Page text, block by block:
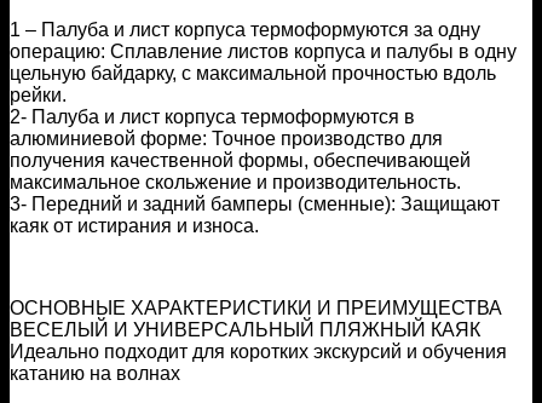
1 – Палуба и лист корпуса термоформуются за одну
операцию: Сплавление листов корпуса и палубы в одну
цельную байдарку, с максимальной прочностью вдоль
рейки.
2- Палуба и лист корпуса термоформуются в
алюминиевой форме: Точное производство для
получения качественной формы, обеспечивающей
максимальное скольжение и производительность.
3- Передний и задний бамперы (сменные): Защищают
каяк от истирания и износа.
ОСНОВНЫЕ ХАРАКТЕРИСТИКИ И ПРЕИМУЩЕСТВА
ВЕСЕЛЫЙ И УНИВЕРСАЛЬНЫЙ ПЛЯЖНЫЙ КАЯК
Идеально подходит для коротких экскурсий и обучения
катанию на волнах